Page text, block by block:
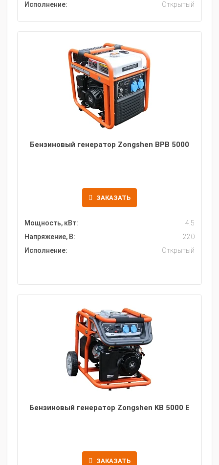
Исполнение:
Открытый
Бензиновый генератор Zongshen BPB 5000
ЗАКАЗАТЬ
Мощность, кВт:
4.5
Напряжение, В:
220
Исполнение:
Открытый
Бензиновый генератор Zongshen KB 5000 E
ЗАКАЗАТЬ